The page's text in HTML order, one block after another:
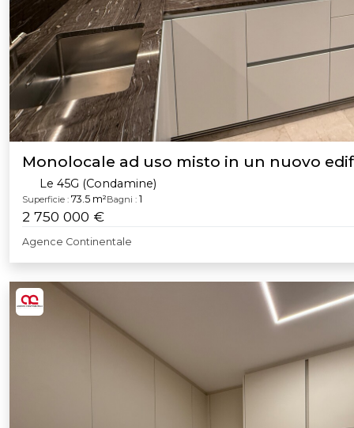
Monolocale ad uso misto in un nuovo
Le 45G (Condamine)
Superficie : 73.5 m²Bagni : 1
2 750 000 €
Agence Continentale